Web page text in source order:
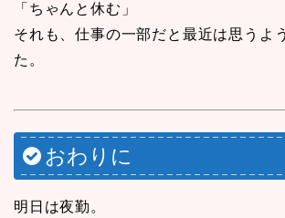
「ちゃんと休む」
それも、仕事の一部だと最近は思うよ
た。
おわりに
明日は夜勤。